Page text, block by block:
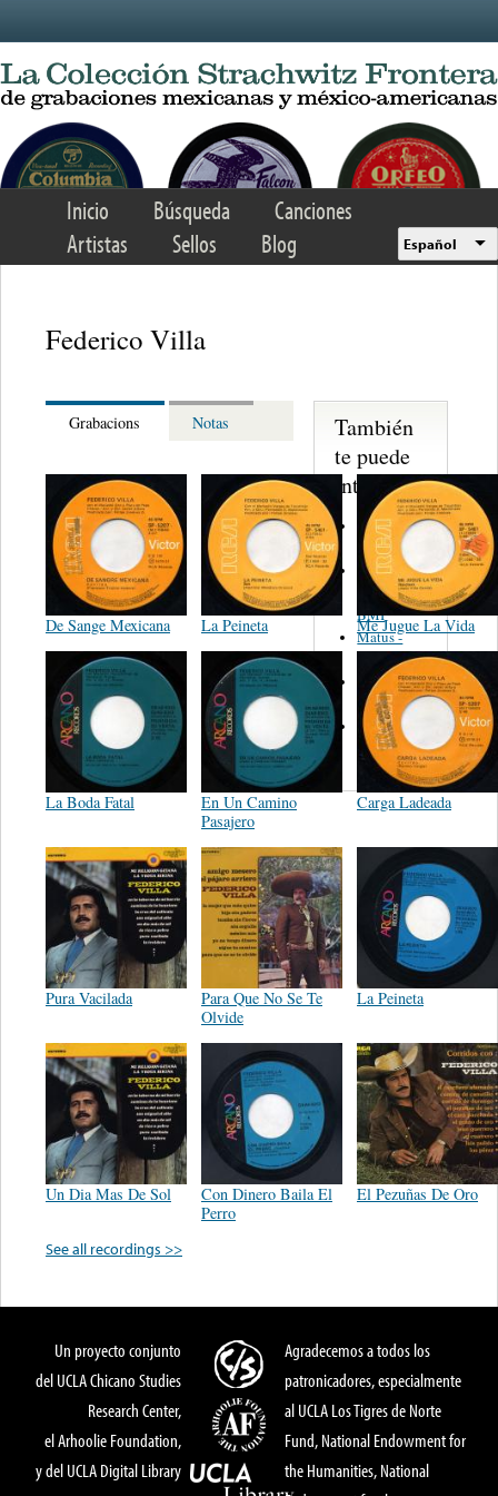
Inicio Búsqueda
Canciones
Artistas
Sellos Blog Español
Federico Villa
Grabacions Notas
De Sange Mexicana La Peineta Me Jugue La Vida
La Boda Fatal
En Un Camino
Pasajero
Carga Ladeada
Pura Vacilada
Para Que No Se Te
Olvide
La Peineta
Un Dia Mas De Sol
Con Dinero Baila El
Perro
El Pezuñas De Oro
See all recordings >>
También
te puede
interesar...
Martinez,
Felipe
Performance
Music Co.
BMI
Matus -
Rodriguez
Carleton -
Dixon
Abreu -
Oliverira
Un proyecto conjunto
del UCLA Chicano Studies
Research Center,
el Arhoolie Foundation,
y del UCLA Digital Library
Agradecemos a todos los
patronicadores, especialmente
al UCLA Los Tigres de Norte
Fund, National Endowment for
the Humanities, National